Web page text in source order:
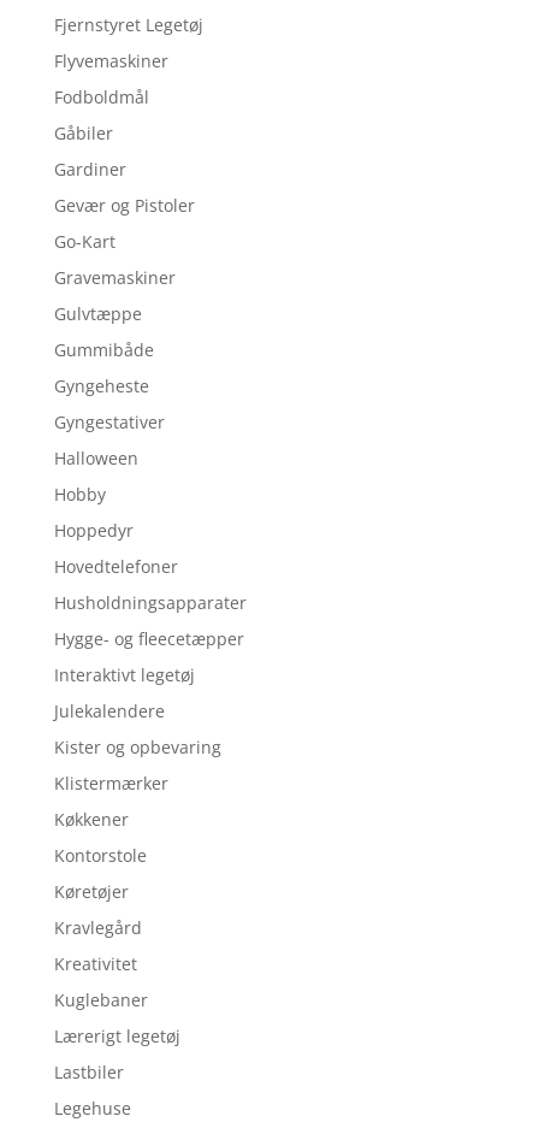
Fjernstyret Legetøj
Flyvemaskiner
Fodboldmål
Gåbiler
Gardiner
Gevær og Pistoler
Go-Kart
Gravemaskiner
Gulvtæppe
Gummibåde
Gyngeheste
Gyngestativer
Halloween
Hobby
Hoppedyr
Hovedtelefoner
Husholdningsapparater
Hygge- og fleecetæpper
Interaktivt legetøj
Julekalendere
Kister og opbevaring
Klistermærker
Køkkener
Kontorstole
Køretøjer
Kravlegård
Kreativitet
Kuglebaner
Lærerigt legetøj
Lastbiler
Legehuse